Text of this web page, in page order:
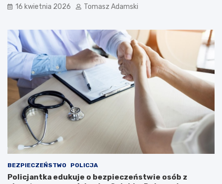
16 kwietnia 2026 Tomasz Adamski
BEZPIECZEŃSTWO POLICJA
Policjantka edukuje o bezpieczeństwie osób z